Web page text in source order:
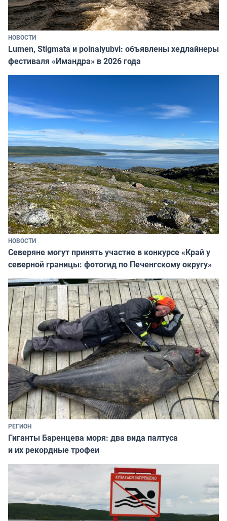
НОВОСТИ
Lumen, Stigmata и polnalyubvi: объявлены хедлайнеры
фестиваля «Имандра» в 2026 года
НОВОСТИ
Северяне могут принять участие в конкурсе «Край у
северной границы: фотогид по Печенгскому округу»
РЕГИОН
Гиганты Баренцева моря: два вида палтуса
и их рекордные трофеи